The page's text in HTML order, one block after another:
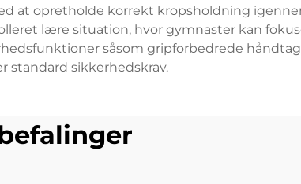
at opretholde korrekt kropsholdning
lære situation, hvor gymnaster kan
såsom gripforbedrede
standard sikkerhedskrav.